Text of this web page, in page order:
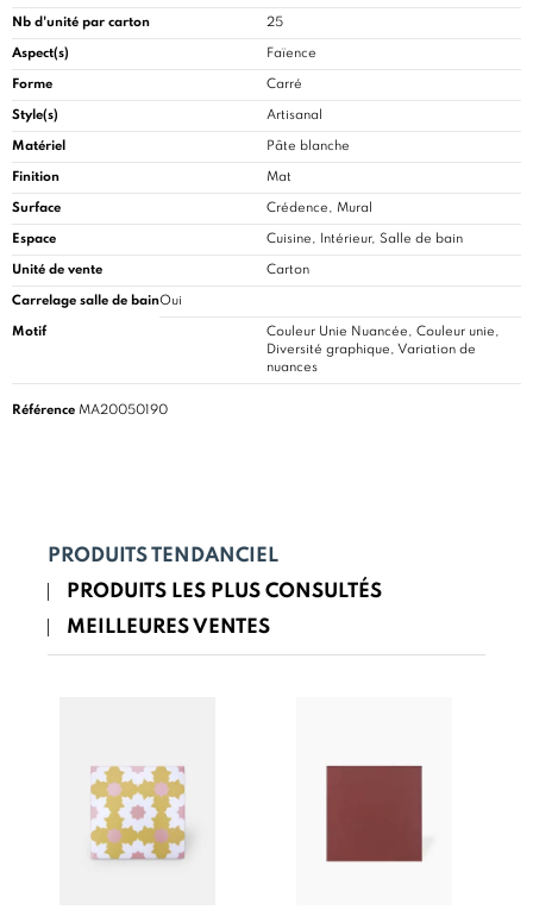
Nb d'unité par carton 25
Aspect(s) Faïence
Forme Carré
Style(s) Artisanal
Matériel Pâte blanche
Finition Mat
Surface Crédence, Mural
Espace Cuisine, Intérieur, Salle de bain
Unité de vente Carton
Carrelage salle de bainOui
Motif
Couleur Unie Nuancée, Couleur unie,
Diversité graphique, Variation de
nuances
Référence MA20050190
PRODUITS TENDANCIEL
PRODUITS LES PLUS CONSULTÉS
MEILLEURES VENTES